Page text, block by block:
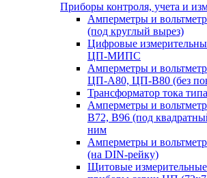
Приборы контроля, учета и
Амперметры и
(под круглый вырез)
Цифровые
ЦП-МИПС
Амперметры и
ЦП-А80, ЦП-В80 (без
Трансформатор тока
Амперметры и
В72, В96 (под
ним
Амперметры и
(на DIN-рейку)
Щитовые